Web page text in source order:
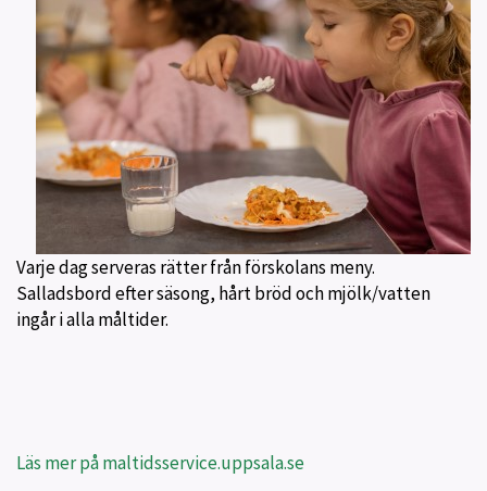
Varje dag serveras rätter från förskolans meny.
Salladsbord efter säsong, hårt bröd och mjölk/vatten
ingår i alla måltider.
Läs mer på maltidsservice.uppsala.se